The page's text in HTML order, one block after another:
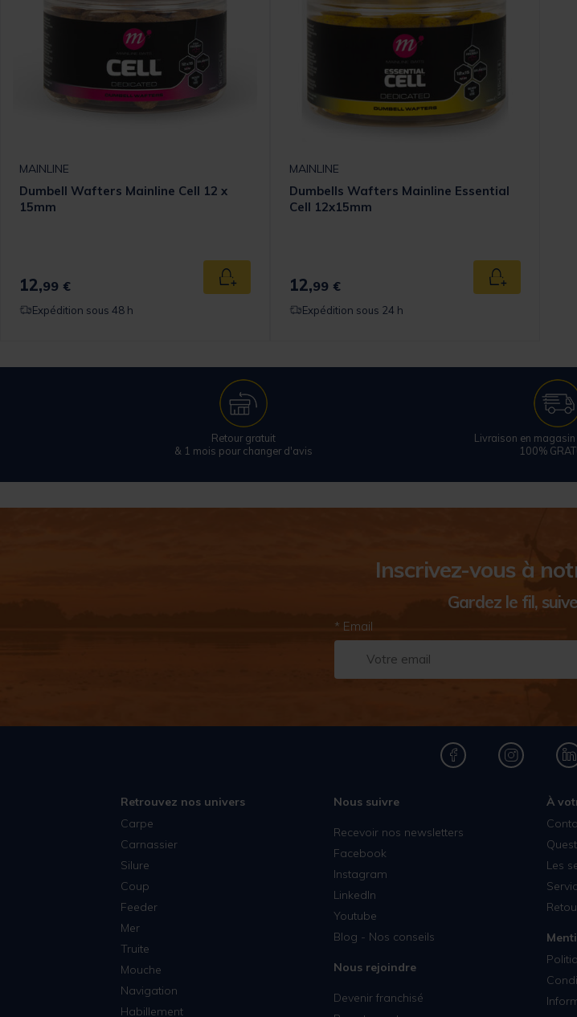
MAINLINE
Dumbell Wafters Mainline Cell 12 x
15mm
12,99 € Ajouter au panier
Expédition sous 48 h
MAINLINE
Dumbells Wafters Mainline Essential
Cell 12x15mm
12,99 € Ajouter au
Expédition sous 24 h
Retour gratuit
& 1 mois pour changer d'avis
Livraison en
100%
Inscrivez-vous à
Gardez le fil,
* Email
Retrouvez nos univers
Carpe
Carnassier
Silure
Coup
Feeder
Mer
Truite
Mouche
Navigation
Habillement
Nous suivre
Recevoir nos newsletters
Facebook
Instagram
LinkedIn
Youtube
Blog - Nos conseils
Nous rejoindre
Devenir franchisé
À
Les